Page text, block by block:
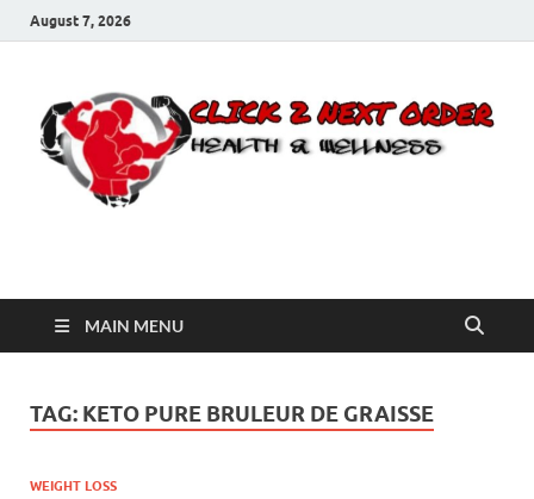
August 7, 2026
Click 2 Next Order
MAIN MENU
TAG: KETO PURE BRULEUR DE GRAISSE
WEIGHT LOSS